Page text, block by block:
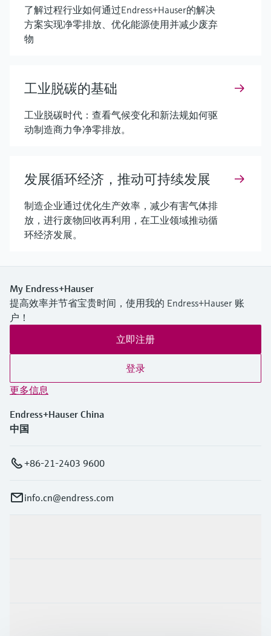
了解过程行业如何通过Endress+Hauser的解决
方案实现净零排放、优化能源使用并减少废弃
物
工业脱碳的基础
工业脱碳时代：查看气候变化和新法规如何驱
动制造商力争净零排放。
发展循环经济，推动可持续发展
制造企业通过优化生产效率，减少有害气体排
放，进行废物回收再利用，在工业领域推动循
环经济发展。
My Endress+Hauser
提高效率并节省宝贵时间，使用我的 Endress+Hauser 账
户！
立即注册
登录
更多信息
Endress+Hauser China
中国
+86-21-2403 9600
info.cn@endress.com